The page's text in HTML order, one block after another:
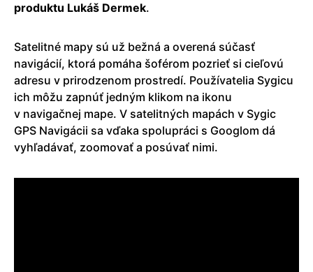
produktu Lukáš Dermek.
Satelitné mapy sú už bežná a overená súčasť
navigácií, ktorá pomáha šoférom pozrieť si cieľovú
adresu v prirodzenom prostredí. Používatelia Sygicu
ich môžu zapnúť jedným klikom na ikonu
v navigačnej mape. V satelitných mapách v Sygic
GPS Navigácii sa vďaka spolupráci s Googlom dá
vyhľadávať, zoomovať a posúvať nimi.